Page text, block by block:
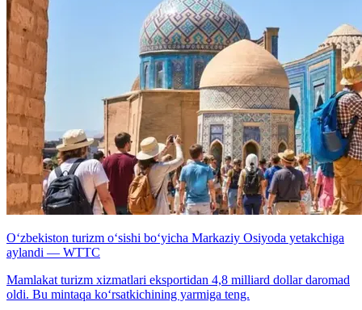
O‘zbekiston turizm o‘sishi bo‘yicha Markaziy Osiyoda yetakchiga
aylandi — WTTC
Mamlakat turizm xizmatlari eksportidan 4,8 milliard dollar daromad
oldi. Bu mintaqa ko‘rsatkichining yarmiga teng.